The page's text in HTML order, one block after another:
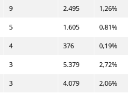
9 2.495 1,26%
5 1.605 0,81%
4 376 0,19%
3 5.379 2,72%
3 4.079 2,06%